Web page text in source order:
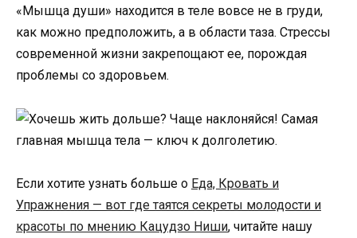
«Мышца души» находится в теле вовсе не в груди,
как можно предположить, а в области таза. Стрессы
современной жизни закрепощают ее, порождая
проблемы со здоровьем.
Если хотите узнать больше о Еда, Кровать и
Упражнения — вот где таятся секреты молодости и
красоты по мнению Кацудзо Ниши, читайте нашу